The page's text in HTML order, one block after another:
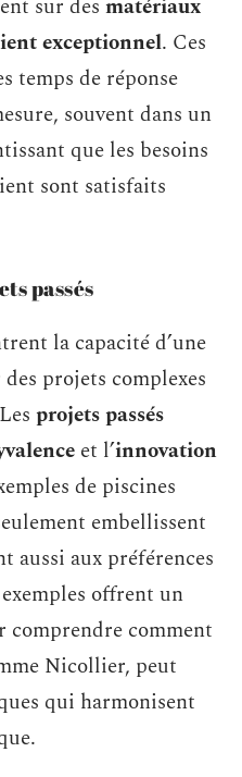
sur des matériaux
exceptionnel. Ces
temps de réponse
souvent dans un
que les besoins
sont satisfaits
passés
la capacité d’une
projets complexes
projets passés
et l’innovation
de piscines
embellissent
aussi aux préférences
offrent un
comment
Nicollier, peut
qui harmonisent